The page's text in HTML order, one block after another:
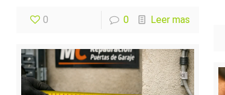
0 0 Leer mas